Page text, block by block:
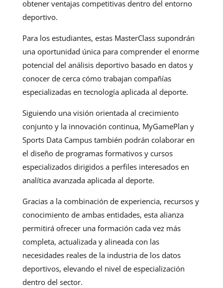
obtener ventajas competitivas dentro del entorno
deportivo.
Para los estudiantes, estas MasterClass supondrán
una oportunidad única para comprender el enorme
potencial del análisis deportivo basado en datos y
conocer de cerca cómo trabajan compañías
especializadas en tecnología aplicada al deporte.
Siguiendo una visión orientada al crecimiento
conjunto y la innovación continua, MyGamePlan y
Sports Data Campus también podrán colaborar en
el diseño de programas formativos y cursos
especializados dirigidos a perfiles interesados en
analítica avanzada aplicada al deporte.
Gracias a la combinación de experiencia, recursos y
conocimiento de ambas entidades, esta alianza
permitirá ofrecer una formación cada vez más
completa, actualizada y alineada con las
necesidades reales de la industria de los datos
deportivos, elevando el nivel de especialización
dentro del sector.